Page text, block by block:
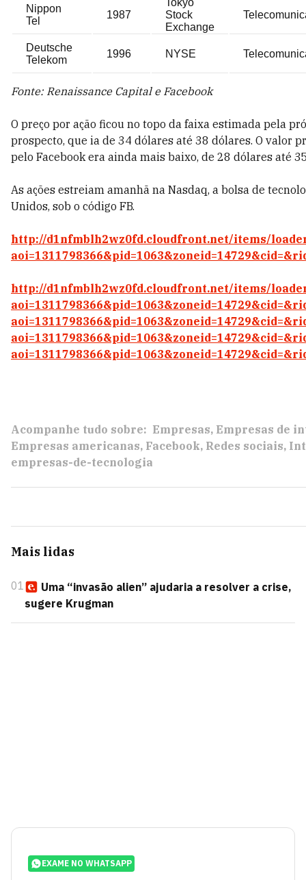
Nippon
Tel
1987
Tokyo
Stock
Exchange
Deutsche
Telekom
1996 NYSE
Fonte: Renaissance Capital e Facebook
O preço por ação ficou no topo da faixa estimada pela
prospecto, que ia de 34 dólares até 38 dólares. O valor
pelo Facebook era ainda mais baixo, de 28 dólares até
As ações estreiam amanhã na Nasdaq, a bolsa de
Unidos, sob o código FB.
http://d1nfmblh2wz0fd.cloudfront.net/items/
http://d1nfmblh2wz0fd.cloudfront.net/items/
Acompanhe tudo sobre: Empresas Empresas de
Empresas americanas Facebook Redes sociais
empresas-de-tecnologia
Mais lidas
01
Uma “invasão alien” ajudaria a resolver a crise,
sugere Krugman
EXAME NO WHATSAPP